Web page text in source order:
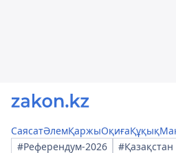
СаясатӘлемҚаржыОқиғаҚұқық
#Референдум-2026